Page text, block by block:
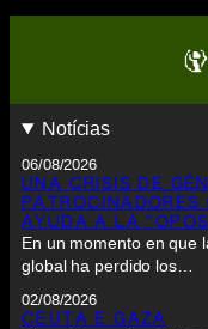
Notícias
06/08/2026
UNA CRISIS DE
AYUDA A LA
En un momento en que
global ha perdido los…
02/08/2026
CEUTA E GAZA